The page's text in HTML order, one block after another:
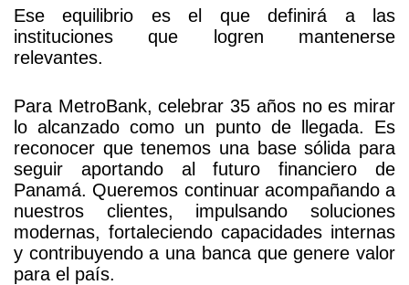
Ese equilibrio es el que definirá a las
instituciones que logren mantenerse
relevantes.
Para MetroBank, celebrar 35 años no es mirar
lo alcanzado como un punto de llegada. Es
reconocer que tenemos una base sólida para
seguir aportando al futuro financiero de
Panamá. Queremos continuar acompañando a
nuestros clientes, impulsando soluciones
modernas, fortaleciendo capacidades internas
y contribuyendo a una banca que genere valor
para el país.